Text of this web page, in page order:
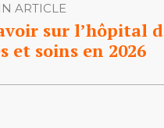
ARTICLE
sur l’hôpital
et soins en 2026